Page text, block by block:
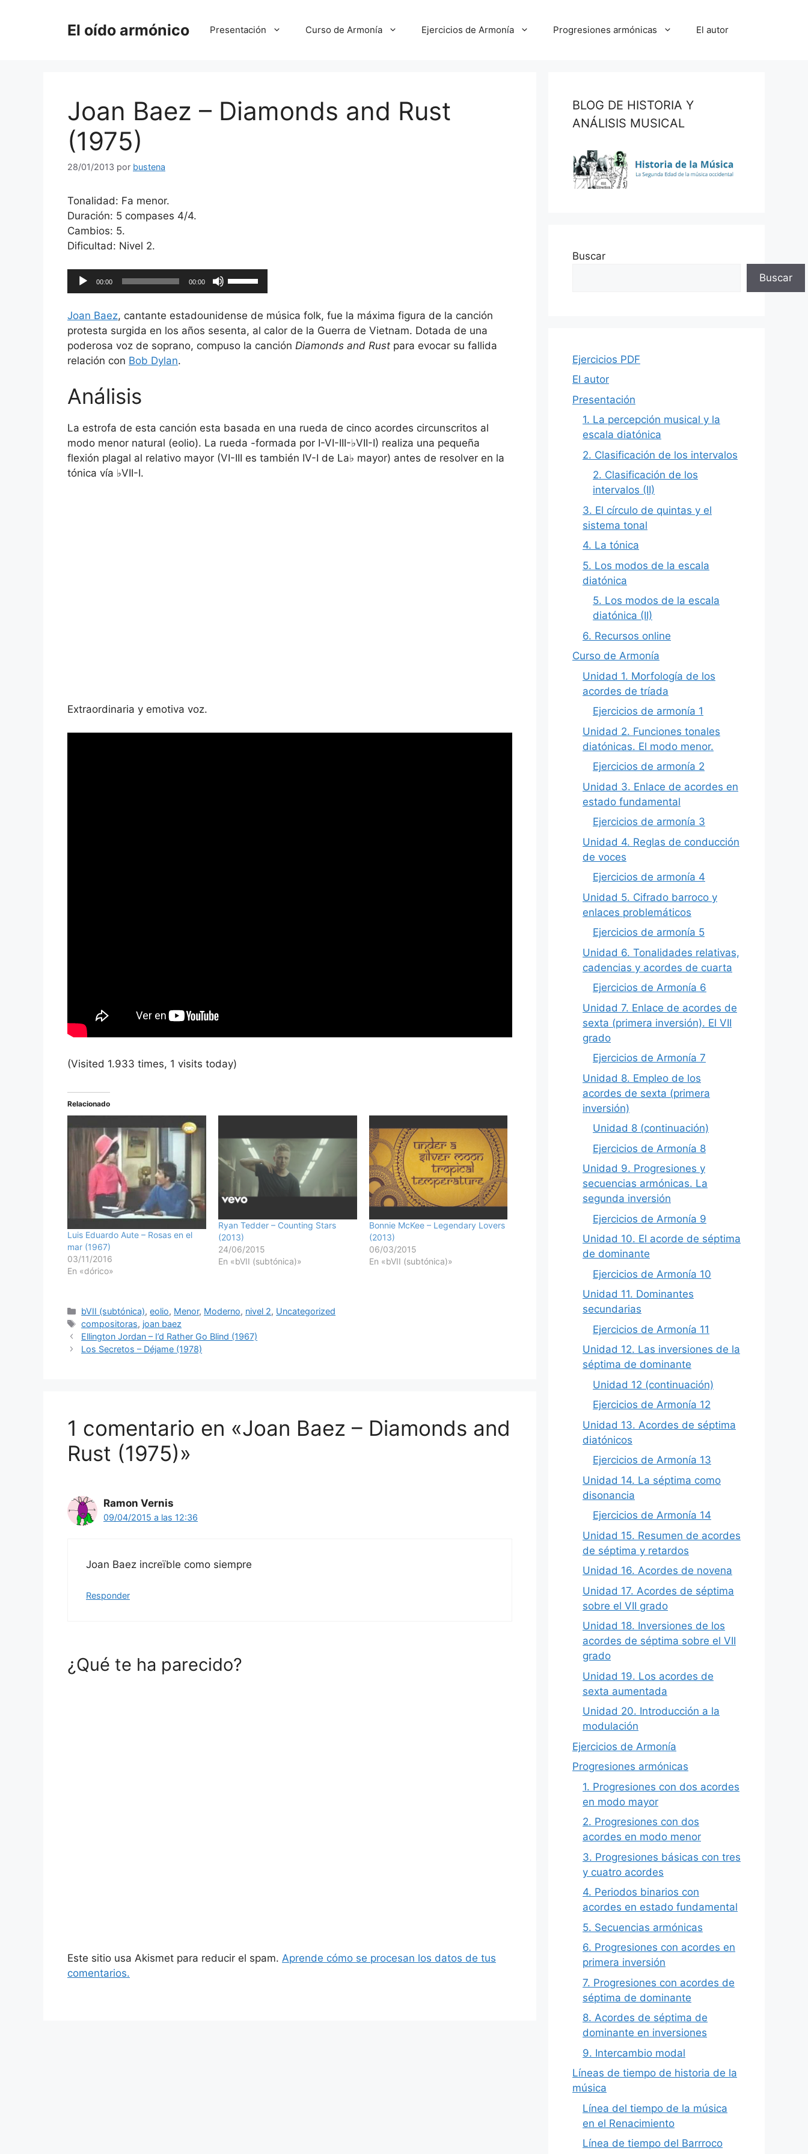
El oído armónico Presentación Curso de Armonía Ejercicios de Armonía Progresiones armónicas El autor
Joan Baez – Diamonds and Rust
(1975)
28/01/2013 por bustena
Tonalidad: Fa menor.
Duración: 5 compases 4/4.
Cambios: 5.
Dificultad: Nivel 2.
Reproductor
de
00:00 00:00
las
de
flecha
arriba/abajo
el
volumen.
Joan Baez, cantante estadounidense de música folk, fue la máxima figura de la canción
protesta surgida en los años sesenta, al calor de la Guerra de Vietnam. Dotada de una
poderosa voz de soprano, compuso la canción Diamonds and Rust para evocar su fallida
relación con Bob Dylan.
Análisis
La estrofa de esta canción esta basada en una rueda de cinco acordes circunscritos al
modo menor natural (eolio). La rueda -formada por I-VI-III-♭VII-I) realiza una pequeña
flexión plagal al relativo mayor (VI-III es también IV-I de La♭ mayor) antes de resolver en la
tónica vía ♭VII-I.
Extraordinaria y emotiva voz.
(Visited 1.933 times, 1 visits today)
Relacionado
Luis Eduardo Aute – Rosas en el
mar (1967)
03/11/2016
En «dórico»
Ryan Tedder – Counting Stars
(2013)
24/06/2015
En «bVII (subtónica)»
Bonnie McKee – Legendary Lovers
(2013)
06/03/2015
En «bVII (subtónica)»
Categorías
bVII (subtónica),eolio, Menor, Moderno, nivel 2, Uncategorized
Etiquetas
compositoras, joan baez
Ellington Jordan – I’d Rather Go Blind (1967)
Los Secretos – Déjame (1978)
1 comentario en «Joan Baez – Diamonds and
Rust (1975)»
Ramon Vernis
09/04/2015 a las 12:36
Joan Baez increïble como siempre
Responder
¿Qué te ha parecido?
Este sitio usa Akismet para reducir el spam. Aprende cómo se procesan los datos de tus
comentarios.
BLOG DE HISTORIA Y
ANÁLISIS MUSICAL
Buscar
Buscar
Ejercicios PDF
El autor
Presentación
1. La percepción musical y la
escala diatónica
2. Clasificación de los intervalos
2. Clasificación de los
intervalos (II)
3. El círculo de quintas y el
sistema tonal
4. La tónica
5. Los modos de la escala
diatónica
5. Los modos de la escala
diatónica (II)
6. Recursos online
Curso de Armonía
Unidad 1. Morfología de los
acordes de tríada
Ejercicios de armonía 1
Unidad 2. Funciones tonales
diatónicas. El modo menor.
Ejercicios de armonía 2
Unidad 3. Enlace de acordes en
estado fundamental
Ejercicios de armonía 3
Unidad 4. Reglas de conducción
de voces
Ejercicios de armonía 4
Unidad 5. Cifrado barroco y
enlaces problemáticos
Ejercicios de armonía 5
Unidad 6. Tonalidades relativas,
cadencias y acordes de cuarta
Ejercicios de Armonía 6
Unidad 7. Enlace de acordes de
sexta (primera inversión). El VII
grado
Ejercicios de Armonía 7
Unidad 8. Empleo de los
acordes de sexta (primera
inversión)
Unidad 8 (continuación)
Ejercicios de Armonía 8
Unidad 9. Progresiones y
secuencias armónicas. La
segunda inversión
Ejercicios de Armonía 9
Unidad 10. El acorde de séptima
de dominante
Ejercicios de Armonía 10
Unidad 11. Dominantes
secundarias
Ejercicios de Armonía 11
Unidad 12. Las inversiones de la
séptima de dominante
Unidad 12 (continuación)
Ejercicios de Armonía 12
Unidad 13. Acordes de séptima
diatónicos
Ejercicios de Armonía 13
Unidad 14. La séptima como
disonancia
Ejercicios de Armonía 14
Unidad 15. Resumen de acordes
de séptima y retardos
Unidad 16. Acordes de novena
Unidad 17. Acordes de séptima
sobre el VII grado
Unidad 18. Inversiones de los
acordes de séptima sobre el VII
grado
Unidad 19. Los acordes de
sexta aumentada
Unidad 20. Introducción a la
modulación
Ejercicios de Armonía
Progresiones armónicas
1. Progresiones con dos acordes
en modo mayor
2. Progresiones con dos
acordes en modo menor
3. Progresiones básicas con tres
y cuatro acordes
4. Periodos binarios con
acordes en estado fundamental
5. Secuencias armónicas
6. Progresiones con acordes en
primera inversión
7. Progresiones con acordes de
séptima de dominante
8. Acordes de séptima de
dominante en inversiones
9. Intercambio modal
Líneas de tiempo de historia de la
música
Línea del tiempo de la música
en el Renacimiento
Línea de tiempo del Barrroco